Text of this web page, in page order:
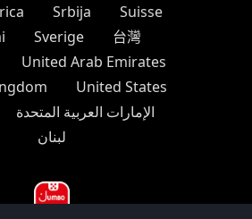
Srbija
Suisse
Sverige
台灣
United Arab Emirates
United States
الإمارات العربية المتحدة
لبنان